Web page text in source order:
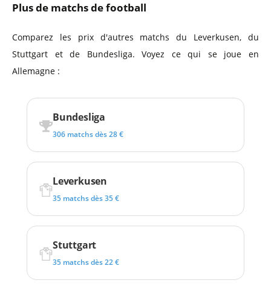
Plus de matchs de football
Comparez les prix d'autres matchs du Leverkusen, du
Stuttgart et de Bundesliga. Voyez ce qui se joue en
Allemagne :
Bundesliga
306 matchs dès 28 €
Leverkusen
35 matchs dès 35 €
Stuttgart
35 matchs dès 22 €